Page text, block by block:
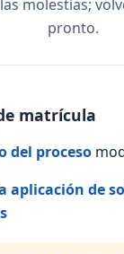
molestias;
pronto.
matrícula
del proceso
aplicación de